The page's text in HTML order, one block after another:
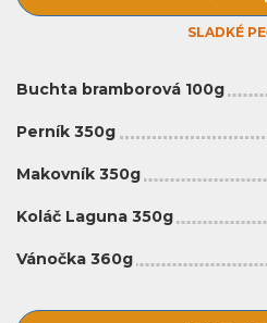
SLADKÉ
Buchta bramborová 100g
Perník 350g
Makovník 350g
Koláč Laguna 350g
Vánočka 360g